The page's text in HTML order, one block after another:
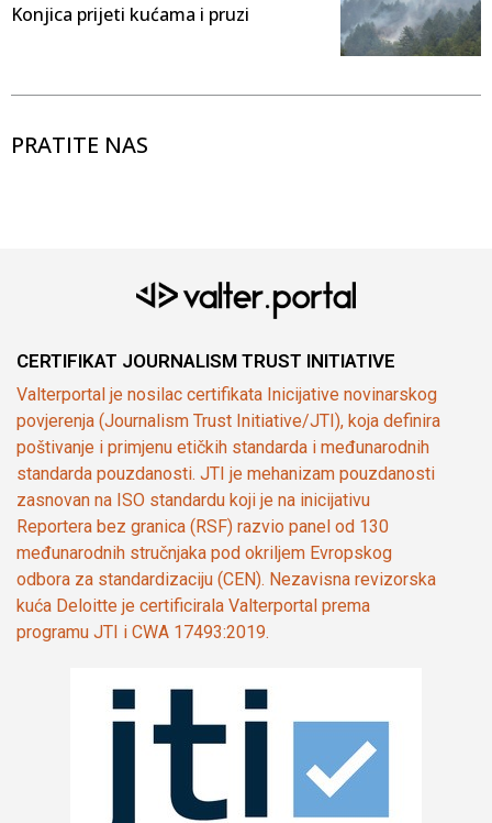
Konjica prijeti kućama i pruzi
PRATITE NAS
CERTIFIKAT JOURNALISM TRUST INITIATIVE
Valterportal je nosilac certifikata Inicijative novinarskog
povjerenja (Journalism Trust Initiative/JTI), koja definira
poštivanje i primjenu etičkih standarda i međunarodnih
standarda pouzdanosti. JTI je mehanizam pouzdanosti
zasnovan na ISO standardu koji je na inicijativu
Reportera bez granica (RSF) razvio panel od 130
međunarodnih stručnjaka pod okriljem Evropskog
odbora za standardizaciju (CEN). Nezavisna revizorska
kuća Deloitte je certificirala Valterportal prema
programu JTI i CWA 17493:2019.